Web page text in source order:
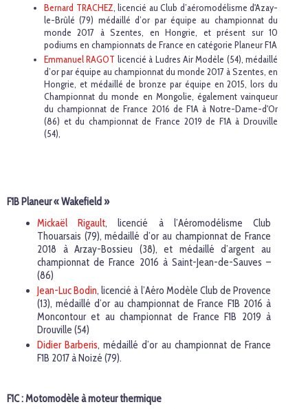
Bernard TRACHEZ , licencié au Club d’aéromodélisme d'Azay-
le-Brûlé (79) médaillé d’or par équipe au championnat du
monde 2017 à Szentes, en Hongrie, et présent sur 10
podiums en championnats de France en catégorie Planeur F1A
Emmanuel RAGOT licencié à Ludres Air Modèle (54), médaillé
d’or par équipe au championnat du monde 2017 à Szentes, en
Hongrie, et médaillé de bronze par équipe en 2015, lors du
Championnat du monde en Mongolie, également vainqueur
du championnat de France 2016 de F1A à Notre-Dame-d'Or
(86) et du championnat de France 2019 de F1A à Drouville
(54),
F1B Planeur « Wakefield »
Mickaël Rigault, licencié à l’Aéromodélisme Club
Thouarsais (79), médaillé d’or au championnat de France
2018 à Arzay-Bossieu (38), et médaillé d’argent au
championnat de France 2016 à Saint-Jean-de-Sauves –
(86)
Jean-Luc Bodin, licencié à l’Aéro Modèle Club de Provence
(13), médaillé d’or au championnat de France F1B 2016 à
Moncontour et au championnat de France F1B 2019 à
Drouville (54)
Didier Barberis, médaillé d’or au championnat de France
F1B 2017 à Noizé (79).
F1C : Motomodèle à moteur thermique